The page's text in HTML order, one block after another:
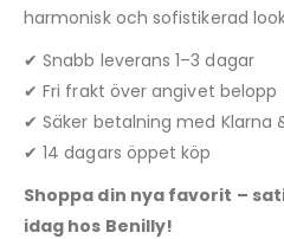
harmonisk och sofistikerad
✔ Snabb leverans 1–3 dagar
✔ Fri frakt över angivet belopp
✔ Säker betalning med Klarna
✔ 14 dagars öppet köp
Shoppa din nya favorit –
idag hos Benilly!